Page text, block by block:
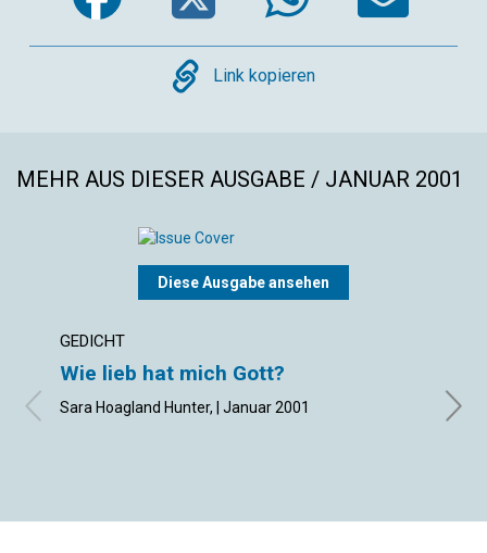
Copy
Link kopieren
MEHR AUS DIESER AUSGABE / JANUAR 2001
Diese Ausgabe ansehen
GEDICHT
Wie lieb hat mich Gott?
Sara Hoagland Hunter, | Januar 2001